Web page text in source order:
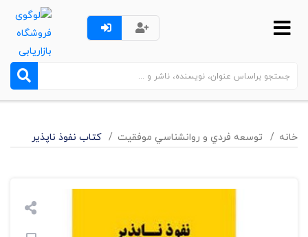
خانه توسعه فردي و روانشناسي موفقيت کتاب نفوذ ناپذیر